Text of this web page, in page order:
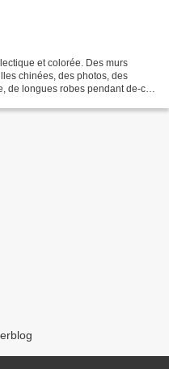
et colorée. Des murs
chinées, des photos, des
de longues robes pendant de-ci